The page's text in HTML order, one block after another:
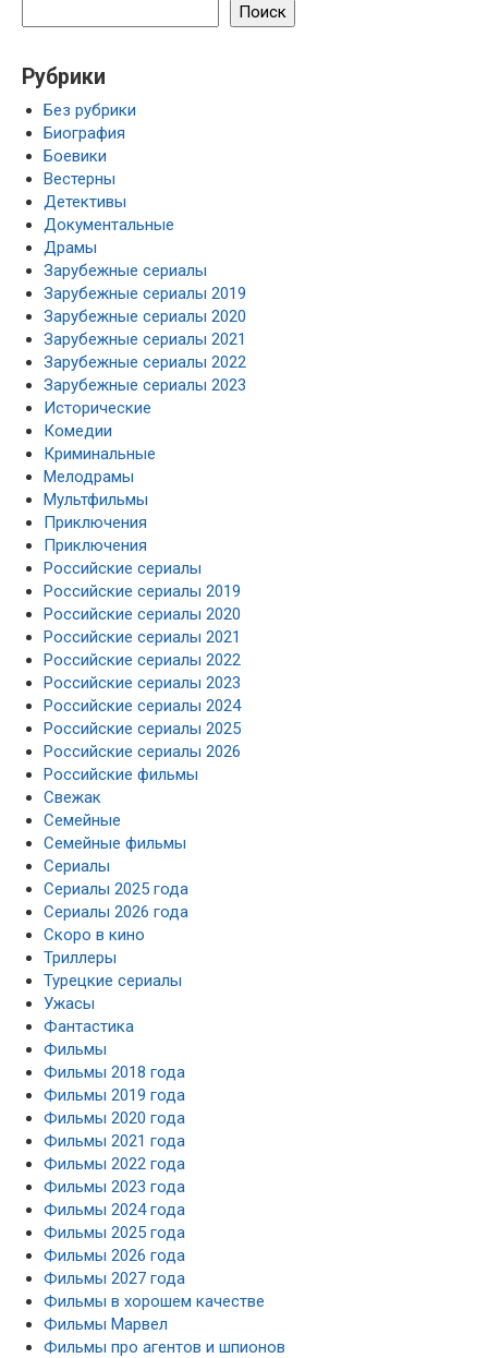
Поиск
Рубрики
Без рубрики
Биография
Боевики
Вестерны
Детективы
Документальные
Драмы
Зарубежные сериалы
Зарубежные сериалы 2019
Зарубежные сериалы 2020
Зарубежные сериалы 2021
Зарубежные сериалы 2022
Зарубежные сериалы 2023
Исторические
Комедии
Криминальные
Мелодрамы
Мультфильмы
Приключения
Приключения
Российские сериалы
Российские сериалы 2019
Российские сериалы 2020
Российские сериалы 2021
Российские сериалы 2022
Российские сериалы 2023
Российские сериалы 2024
Российские сериалы 2025
Российские сериалы 2026
Российские фильмы
Свежак
Семейные
Семейные фильмы
Сериалы
Сериалы 2025 года
Сериалы 2026 года
Скоро в кино
Триллеры
Турецкие сериалы
Ужасы
Фантастика
Фильмы
Фильмы 2018 года
Фильмы 2019 года
Фильмы 2020 года
Фильмы 2021 года
Фильмы 2022 года
Фильмы 2023 года
Фильмы 2024 года
Фильмы 2025 года
Фильмы 2026 года
Фильмы 2027 года
Фильмы в хорошем качестве
Фильмы Марвел
Фильмы про агентов и шпионов